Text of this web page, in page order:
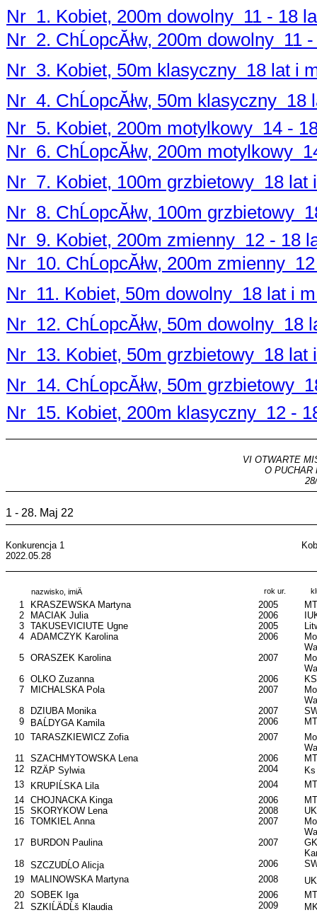
Nr 1. Kobiet, 200m dowolny 11 - 18
Nr 2. ChĹopcĂłw, 200m dowolny 11
Nr 3. Kobiet, 50m klasyczny 18 lat i
Nr 4. ChĹopcĂłw, 50m klasyczny 18
Nr 5. Kobiet, 200m motylkowy 14 -
Nr 6. ChĹopcĂłw, 200m motylkowy
Nr 7. Kobiet, 100m grzbietowy 18 lat i
Nr 8. ChĹopcĂłw, 100m grzbietowy
Nr 9. Kobiet, 200m zmienny 12 - 18
Nr 10. ChĹopcĂłw, 200m zmienny
Nr 11. Kobiet, 50m dowolny 18 lat i
Nr 12. ChĹopcĂłw, 50m dowolny 18
Nr 13. Kobiet, 50m grzbietowy 18 lat i
Nr 14. ChĹopcĂłw, 50m grzbietowy
Nr 15. Kobiet, 200m klasyczny 12 -
VI OTWARTE
O PUCHAR
1 - 28. Maj 22
Konkurencja 1
2022.05.28
nazwisko, imiÄ rok ur.
1 KRASZEWSKA Martyna 2005
2
MACIAK Julia 2006
3 TAKUSEVICIUTE Ugne 2005
4 ADAMCZYK Karolina 2006
5 ORASZEK Karolina 2007
6 OLKO Zuzanna 2006
7
MICHALSKA Pola 2007
8
DZIUBA Monika 2007
9
BAĹDYGA Kamila 2006
10 TARASZKIEWICZ Zofia 2007
11 SZACHMYTOWSKA Lena 2006
12
RZÄP Sylwia 2004
13
KRUPIĹSKA Lila 2004
14 CHOJNACKA Kinga 2006
15 SKORYKOW Lena 2008
16 TOMKIEL Anna 2007
17
BURDON Paulina 2007
18 SZCZUDĹO Alicja 2006
19
MALINOWSKA Martyna 2008
20 SOBEK Iga 2006
21 SZKIĹÄDĹš Klaudia 2009